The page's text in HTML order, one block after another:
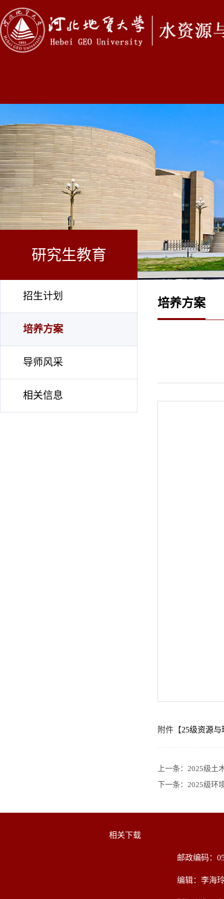
研究生教育
招生计划
培养方案
导师风采
相关信息
培养方案
附件【25级资源
上一条： 2025级土
下一条： 2025级环
相关下载
邮政编码：
编辑：李海